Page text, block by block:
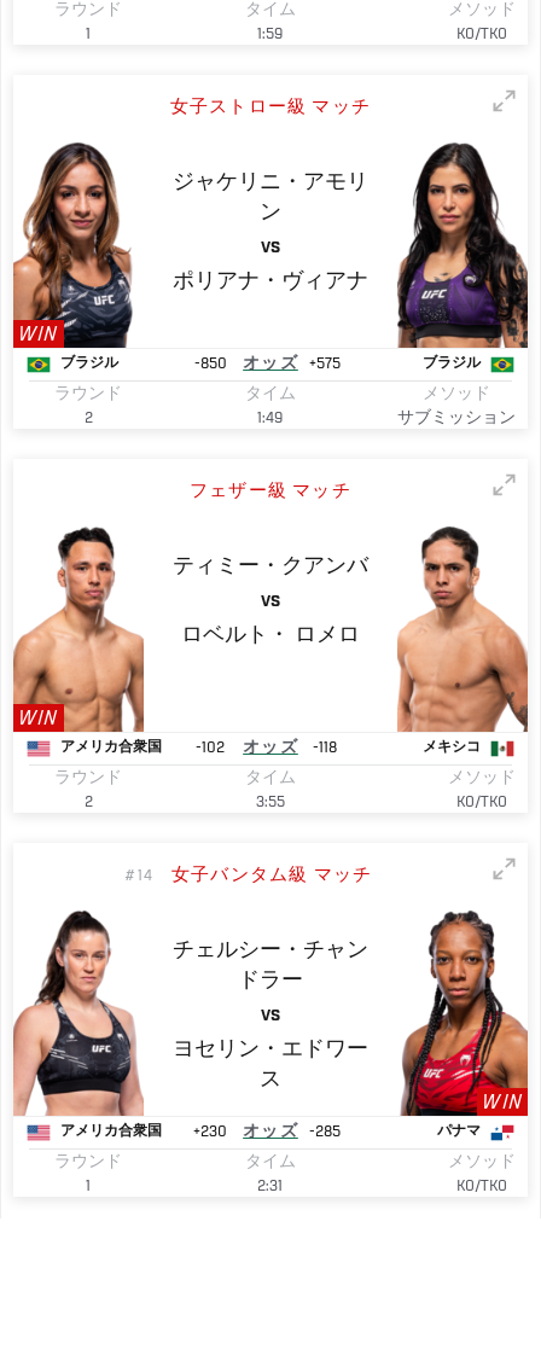
ラウンド
1
タイム
1:59
メソッド
KO/TKO
女子ストロー級 マッチ
WIN
ジャケリニ・アモリ
ン
VS
ポリアナ・ヴィアナ
ブラジル -850 オッズ +575 ブラジル
ラウンド
2
タイム
1:49
メソッド
サブミッション
フェザー級 マッチ
WIN
ティミー・クアンバ
VS
ロベルト・ ロメロ
アメリカ合衆国 -102 オッズ -118 メキシコ
ラウンド
2
タイム
3:55
メソッド
KO/TKO
#14 女子バンタム級 マッチ
チェルシー・チャン
ドラー
VS
ヨセリン・エドワー
ス
WIN
アメリカ合衆国 +230 オッズ -285 パナマ
ラウンド
1
タイム
2:31
メソッド
KO/TKO